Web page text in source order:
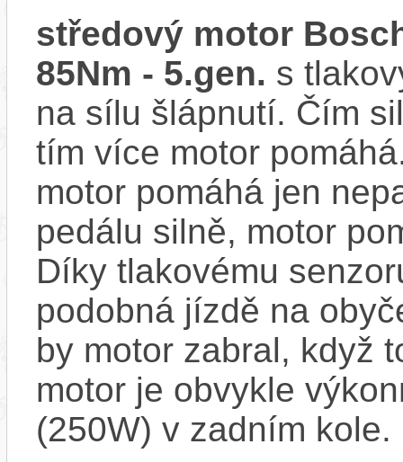
středový motor
85Nm - 5.gen. s
na sílu šlápnutí. Čím
tím více motor
motor pomáhá jen
pedálu silně, motor
Díky tlakovému
podobná jízdě na
by motor zabral, když
motor je obvykle
(250W) v zadním kole.